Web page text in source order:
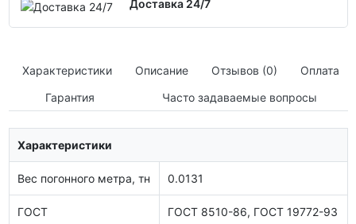
Доставка 24/7
Характеристики Описание Отзывов (0)
Оплата
Гарантия
Часто задаваемые вопросы
Характеристики
Вес погонного метра, тн 0.0131
ГОСТ ГОСТ 8510-86, ГОСТ 19772-93